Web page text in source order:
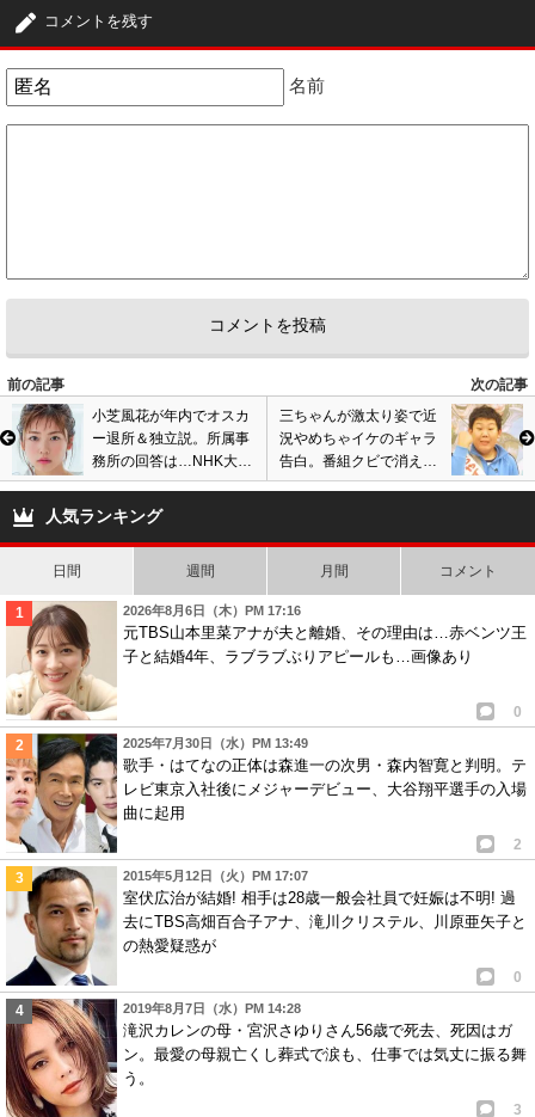
まぁもうフリーだしな
5 匿名 ( 2024年5月25日 12:51 PM ) ID:MmUyNjk4Yj
( 2024年5月25日 9:15 PM ) ID:ZjU1YjEzOG
結局子供そっちのけでデートしてるじゃん。子供もなついているってなつ
かせてるの間違いでは？
1 1
匿名 ( 2024年5月30日 4:11 AM ) ID:NTI2M2RmOD
コメントを残す
名前
前の記事
次の記事
小芝風花が年内でオスカ
ー退所＆独立説。所属事
務所の回答は…NHK大河
ドラマ『べらぼう』出演
前に決断か
三ちゃんが激太り姿で近
況やめちゃイケのギャラ
告白。番組クビで消えた
芸人、現在の活動内容
人気ランキング
日間 週間 月間 コメント
2026年8月6日（木）PM 17:16
元TBS山本里菜アナが夫と離婚、その理由は…赤ベンツ王
子と結婚4年、ラブラブぶりアピールも…画像あり
0
2025年7月30日（水）PM 13:49
歌手・はてなの正体は森進一の次男・森内智寛と判明。テ
レビ東京入社後にメジャーデビュー、大谷翔平選手の入場
曲に起用
2
2015年5月12日（火）PM 17:07
室伏広治が結婚! 相手は28歳一般会社員で妊娠は不明! 過
去にTBS高畑百合子アナ、滝川クリステル、川原亜矢子と
の熱愛疑惑が
0
2019年8月7日（水）PM 14:28
滝沢カレンの母・宮沢さゆりさん56歳で死去、死因はガ
ン。最愛の母親亡くし葬式で涙も、仕事では気丈に振る舞
う。
3